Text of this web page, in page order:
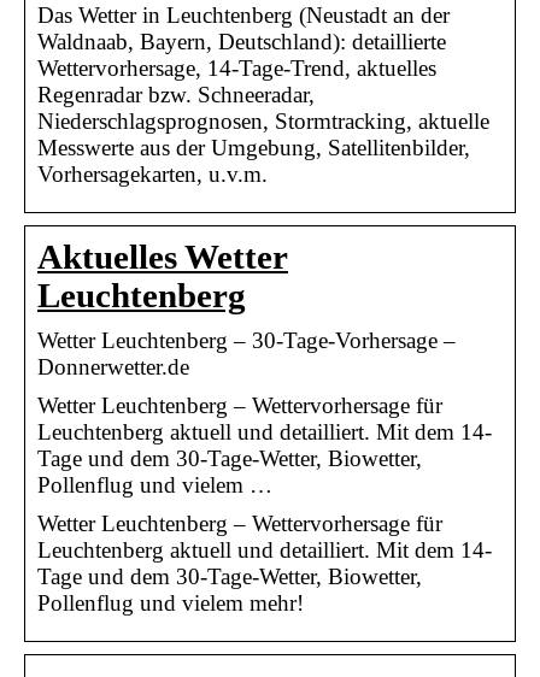
Das Wetter in Leuchtenberg (Neustadt an der
Waldnaab, Bayern, Deutschland): detaillierte
Wettervorhersage, 14-Tage-Trend, aktuelles
Regenradar bzw. Schneeradar,
Niederschlagsprognosen, Stormtracking, aktuelle
Messwerte aus der Umgebung, Satellitenbilder,
Vorhersagekarten, u.v.m.
Aktuelles Wetter
Leuchtenberg
Wetter Leuchtenberg – 30-Tage-Vorhersage –
Donnerwetter.de
Wetter Leuchtenberg – Wettervorhersage für
Leuchtenberg aktuell und detailliert. Mit dem 14-
Tage und dem 30-Tage-Wetter, Biowetter,
Pollenflug und vielem …
Wetter Leuchtenberg – Wettervorhersage für
Leuchtenberg aktuell und detailliert. Mit dem 14-
Tage und dem 30-Tage-Wetter, Biowetter,
Pollenflug und vielem mehr!